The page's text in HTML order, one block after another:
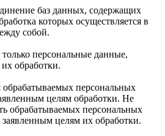
баз данных, содержащих
которых осуществляется в
собой.
персональные данные,
обработки.
персональных
целям обработки. Не
обрабатываемых персональных
целям их обработки.